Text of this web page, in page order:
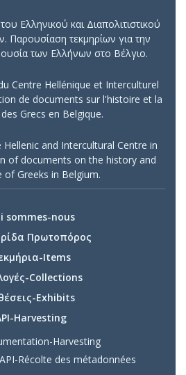
Ελληνικού και Διαπολιτιστικού
Παρουσίαση τεκμηρίων για την
των Ελλήνων στο Βέλγιο.
Centre Hellénique et Interculturel
de documents sur l'histoire et la
Grecs en Belgique.
and Intercultural Centre in
of documents on the history and
of Greeks in Belgium.
sommes-nous
Πρωτοπόρος
Items
Collections
Exhibits
Harvesting
Harvesting
Récolte des métadonnées